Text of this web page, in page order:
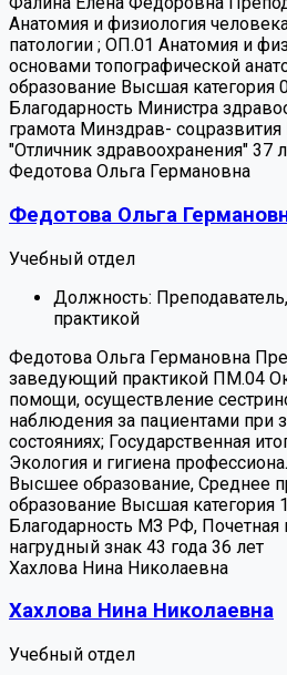
Анатомия и физиология
патологии ; ОП.01 Анатомия и
основами топографической
образование Высшая категория
Благодарность Министра
грамота Минздрав-
"Отличник здравоохранения" 37
Федотова Ольга Германовна
Федотова Ольга
Учебный отдел
Должность:
практикой
Федотова Ольга Германовна
заведующий практикой ПМ.04
помощи, осуществление
наблюдения за пациентами при
состояниях; Государственная
Экология и гигиена
Высшее образование, Среднее
образование Высшая категория
Благодарность МЗ РФ,
нагрудный знак 43 года 36 лет
Хахлова Нина Николаевна
Хахлова Нина Николаевна
Учебный отдел